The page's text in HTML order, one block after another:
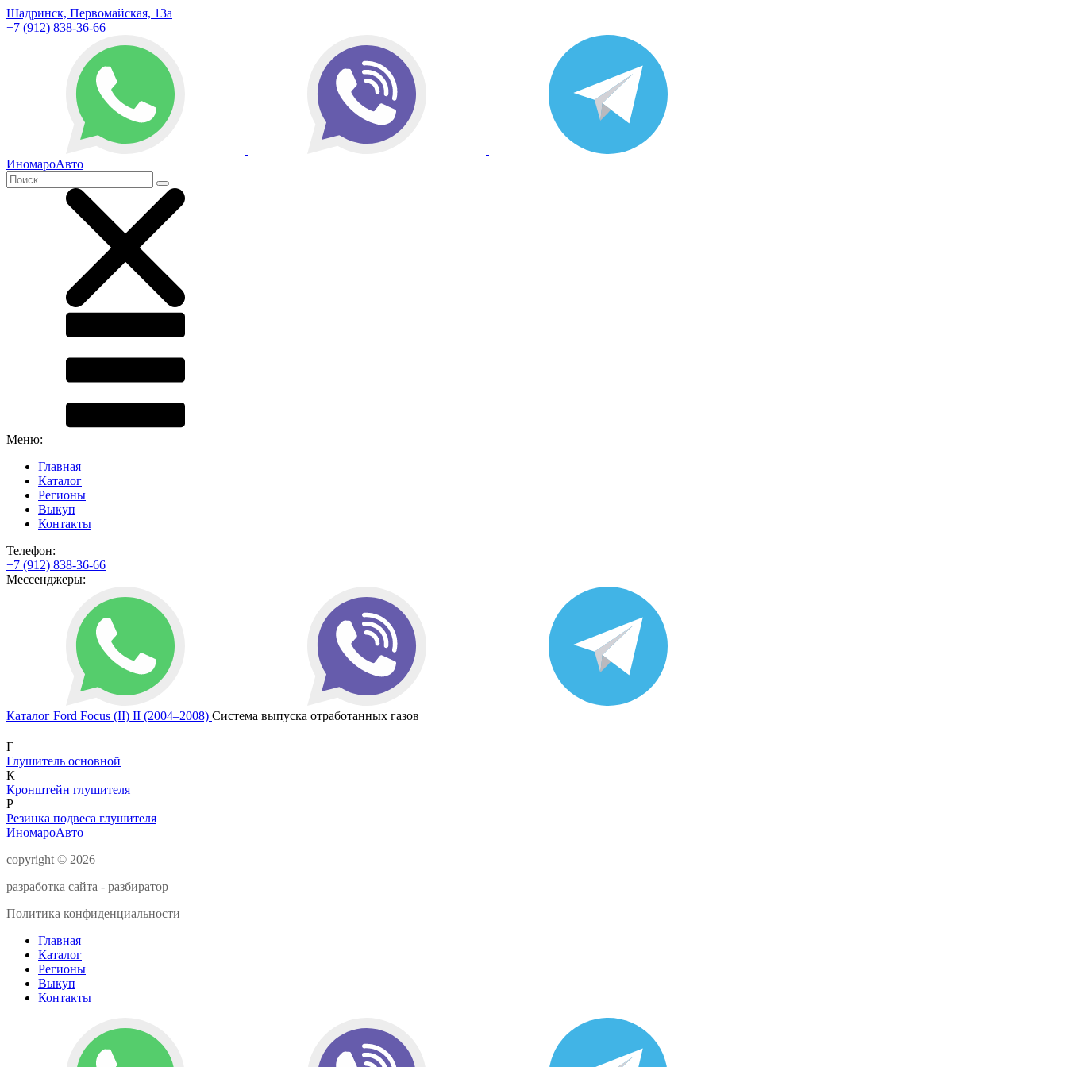
Шадринск, Первомайская, 13а
+7 (912) 838-36-66
ИномароАвто
Меню:
Главная
Каталог
Регионы
Выкуп
Контакты
Телефон:
+7 (912) 838-36-66
Мессенджеры:
Каталог Ford Focus (II) II (2004–2008) Система выпуска отработанных газов
Г
Глушитель основной
К
Кронштейн глушителя
Р
Резинка подвеса глушителя
ИномароАвто
copyright © 2026
разработка сайта - разбиратор
Политика конфиденциальности
Главная
Каталог
Регионы
Выкуп
Контакты